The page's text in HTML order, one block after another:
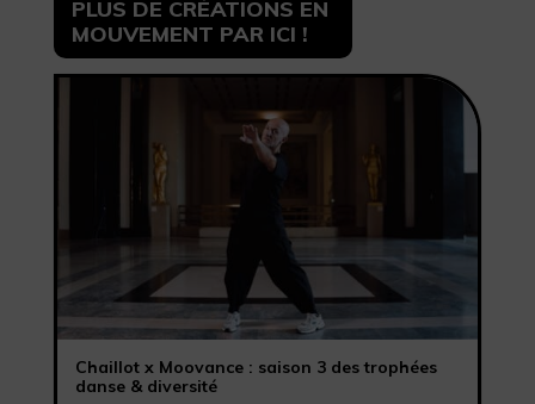
PLUS DE CRÉATIONS EN
MOUVEMENT PAR ICI !
Chaillot x Moovance : saison 3 des trophées
danse & diversité